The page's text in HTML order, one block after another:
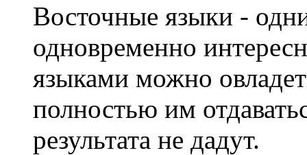
Восточные языки -
одновременно
языками можно
полностью им
результата не дадут.